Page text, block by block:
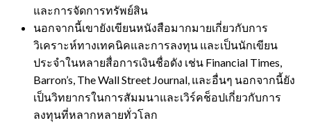
และการจัดการทรัพย์สิน
นอกจากนี้เขายังเขียนหนังสือมากมายเกี่ยวกับการ
วิเคราะห์ทางเทคนิคและการลงทุน และเป็นนักเขียน
ประจำในหลายสื่อการเงินชื่อดัง เช่น Financial Times,
Barron’s, The Wall Street Journal, และอื่นๆ นอกจากนี้ยัง
เป็นวิทยากรในการสัมมนาและเวิร์คช็อปเกี่ยวกับการ
ลงทุนที่หลากหลายทั่วโลก